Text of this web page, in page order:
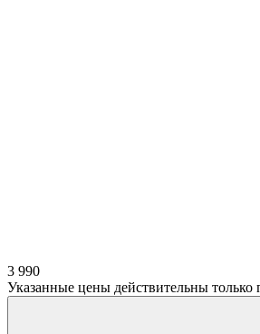
3 990
Указанные цены действительны только